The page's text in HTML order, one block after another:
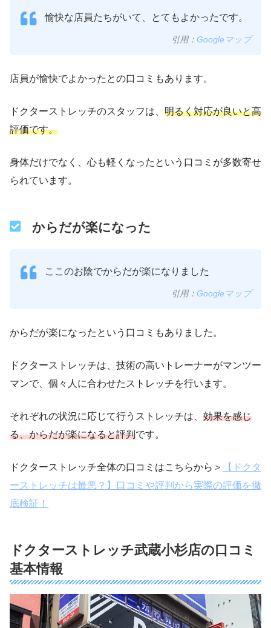
愉快な店員たちがいて、とてもよかったです。
引用： Googleマップ
店員が愉快でよかったとの口コミもあります。
ドクターストレッチのスタッフは、 明るく対応が良いと高
評価です。
身体だけでなく、心も軽くなったという口コミが多数寄せ
られています。
からだが楽になった
ここのお陰でからだが楽になりました
引用： Googleマップ
からだが楽になったという口コミもありました。
ドクターストレッチは、技術の高いトレーナーがマンツー
マンで、個々人に合わせたストレッチを行います。
それぞれの状況に応じて行うストレッチは、 効果を感じ
る、からだが楽になると評判です。
ドクターストレッチ全体の口コミはこちらから＞
【ドクタ
ーストレッチは最悪？】口コミや評判から実際の評価を徹
底検証！
ドクターストレッチ武蔵小杉店の口コミ
基本情報